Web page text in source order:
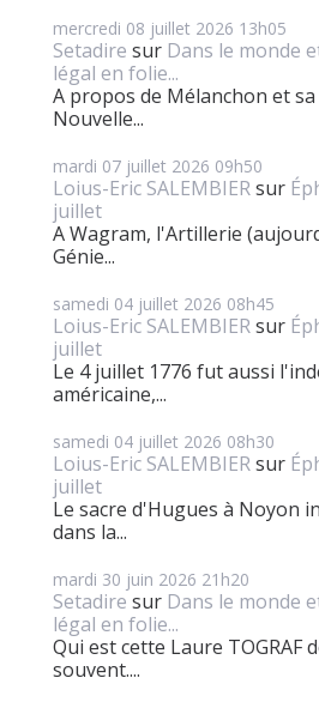
mercredi 08 juillet 2026 13h05
Setadire sur Dans le monde
légal en folie...
A propos de Mélanchon et
Nouvelle...
mardi 07 juillet 2026 09h50
Loius-Eric SALEMBIERsur
juillet
A Wagram, l'Artillerie
Génie...
samedi 04 juillet 2026 08h45
Loius-Eric SALEMBIERsur
juillet
Le 4 juillet 1776 fut aussi
américaine,...
samedi 04 juillet 2026 08h30
Loius-Eric SALEMBIERsur
juillet
Le sacre d'Hugues à Noyon
dans la...
mardi 30 juin 2026 21h20
Setadire sur Dans le monde
légal en folie...
Qui est cette Laure TOGRAF
souvent....